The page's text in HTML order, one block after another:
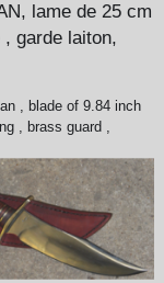
lame de 25 cm
garde laiton,
, blade of 9.84 inch
, brass guard ,